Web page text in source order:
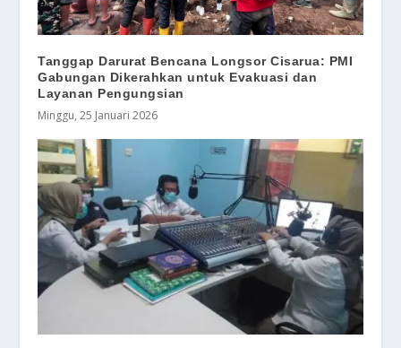
Tanggap Darurat Bencana Longsor Cisarua: PMI
Gabungan Dikerahkan untuk Evakuasi dan
Layanan Pengungsian
Minggu, 25 Januari 2026